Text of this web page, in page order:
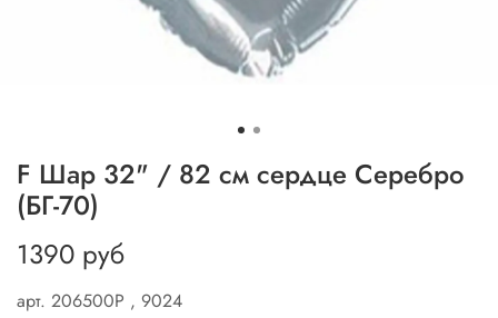
арт. 206500P , 9024
F Шар 32" / 82 см сердце Серебро
(БГ-70)
1390 руб